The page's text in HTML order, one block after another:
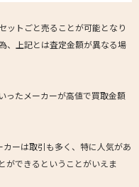
ットごと売ることが可能となり
、上記とは査定金額が異なる場
ったメーカーが高値で買取金額
ーは取引も多く、特に人気があ
ができるということがいえま